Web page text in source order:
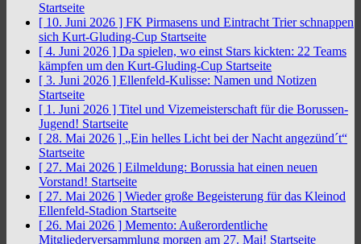
Startseite
[ 10. Juni 2026 ] FK Pirmasens und Eintracht Trier schnappen
sich Kurt-Gluding-Cup Startseite
[ 4. Juni 2026 ] Da spielen, wo einst Stars kickten: 22 Teams
kämpfen um den Kurt-Gluding-Cup Startseite
[ 3. Juni 2026 ] Ellenfeld-Kulisse: Namen und Notizen
Startseite
[ 1. Juni 2026 ] Titel und Vizemeisterschaft für die Borussen-
Jugend! Startseite
[ 28. Mai 2026 ] „Ein helles Licht bei der Nacht angezünd´t“
Startseite
[ 27. Mai 2026 ] Eilmeldung: Borussia hat einen neuen
Vorstand! Startseite
[ 27. Mai 2026 ] Wieder große Begeisterung für das Kleinod
Ellenfeld-Stadion Startseite
[ 26. Mai 2026 ] Memento: Außerordentliche
Mitgliederversammlung morgen am 27. Mai! Startseite